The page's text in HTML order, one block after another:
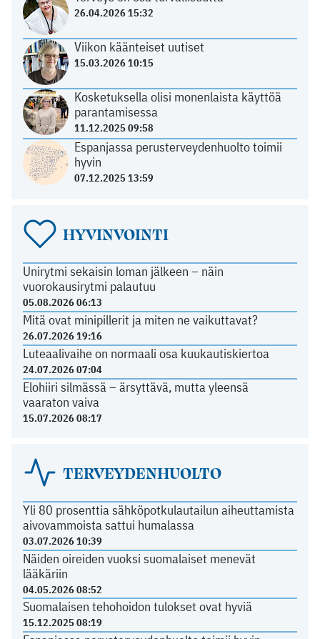
26.04.2026 15:32
Viikon käänteiset uutiset
15.03.2026 10:15
Kosketuksella olisi monenlaista käyttöä
parantamisessa
11.12.2025 09:58
Espanjassa perusterveydenhuolto toimii
hyvin
07.12.2025 13:59
HYVINVOINTI
Unirytmi sekaisin loman jälkeen – näin
vuorokausirytmi palautuu
05.08.2026 06:13
Mitä ovat minipillerit ja miten ne vaikuttavat?
26.07.2026 19:16
Luteaalivaihe on normaali osa kuukautiskiertoa
24.07.2026 07:04
Elohiiri silmässä – ärsyttävä, mutta yleensä
vaaraton vaiva
15.07.2026 08:17
TERVEYDENHUOLTO
Yli 80 prosenttia sähköpotkulautailun aiheuttamista
aivovammoista sattui humalassa
03.07.2026 10:39
Näiden oireiden vuoksi suomalaiset menevät
lääkäriin
04.05.2026 08:52
Suomalaisen tehohoidon tulokset ovat hyviä
15.12.2025 08:19